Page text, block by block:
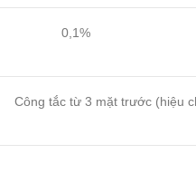
0,1%
Công tắc từ 3 mặt trước (hiệu